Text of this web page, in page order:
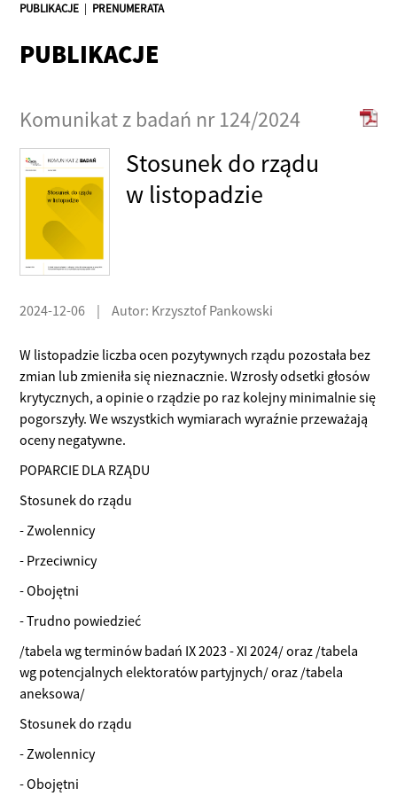
PUBLIKACJE | PRENUMERATA
PUBLIKACJE
Komunikat z badań nr 124/2024
Stosunek do rządu
w listopadzie
2024-12-06 | Autor: Krzysztof Pankowski
W listopadzie liczba ocen pozytywnych rządu pozostała bez
zmian lub zmieniła się nieznacznie. Wzrosły odsetki głosów
krytycznych, a opinie o rządzie po raz kolejny minimalnie się
pogorszyły. We wszystkich wymiarach wyraźnie przeważają
oceny negatywne.
POPARCIE DLA RZĄDU
Stosunek do rządu
- Zwolennicy
- Przeciwnicy
- Obojętni
- Trudno powiedzieć
/tabela wg terminów badań IX 2023 - XI 2024/ oraz /tabela
wg potencjalnych elektoratów partyjnych/ oraz /tabela
aneksowa/
Stosunek do rządu
- Zwolennicy
- Obojętni